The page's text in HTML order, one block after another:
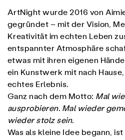
ArtNight wurde 2016 von
gegründet – mit der Vision,
Kreativität im echten Leben
entspannter Atmosphäre
etwas mit ihren eigenen
ein Kunstwerk mit nach
echtes Erlebnis.
Ganz nach dem Motto: Mal
ausprobieren. Mal wieder
wieder stolz sein.
Was als kleine Idee begann,